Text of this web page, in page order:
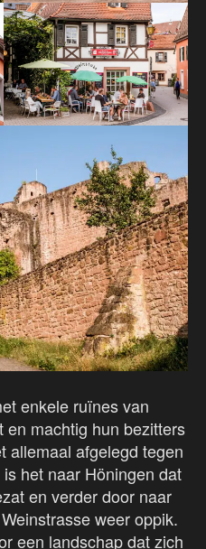
enkele ruïnes van
machtig hun bezitters
allemaal afgelegd tegen
het naar Höningen dat
en verder door naar
weer oppik.
een landschap dat zich